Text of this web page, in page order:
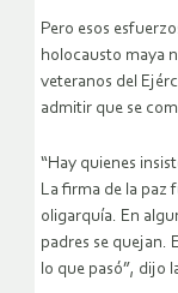
Pero esos
holocausto maya
veteranos del
admitir que se
“Hay quienes
La firma de la paz
oligarquía. En
padres se quejan.
lo que pasó”, dijo